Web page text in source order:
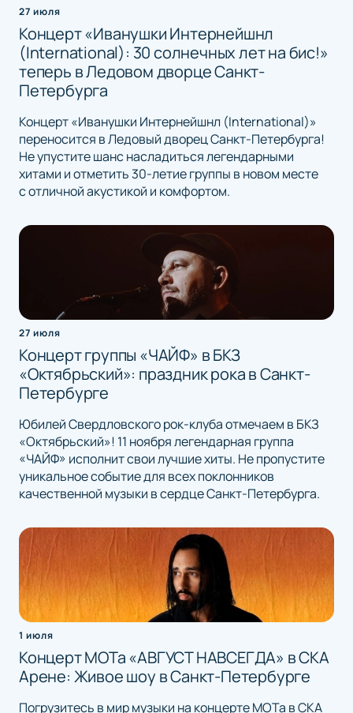
27 июля
Концерт «Иванушки Интернейшнл
(International): 30 солнечных лет на бис!»
теперь в Ледовом дворце Санкт-
Петербурга
Концерт «Иванушки Интернейшнл (International)»
переносится в Ледовый дворец Санкт-Петербурга!
Не упустите шанс насладиться легендарными
хитами и отметить 30-летие группы в новом месте
с отличной акустикой и комфортом.
27 июля
Концерт группы «ЧАЙФ» в БКЗ
«Октябрьский»: праздник рока в Санкт-
Петербурге
Юбилей Свердловского рок-клуба отмечаем в БКЗ
«Октябрьский»! 11 ноября легендарная группа
«ЧАЙФ» исполнит свои лучшие хиты. Не пропустите
уникальное событие для всех поклонников
качественной музыки в сердце Санкт-Петербурга.
1 июля
Концерт МОТа «АВГУСТ НАВСЕГДА» в СКА
Арене: Живое шоу в Санкт-Петербурге
Погрузитесь в мир музыки на концерте МОТа в СКА